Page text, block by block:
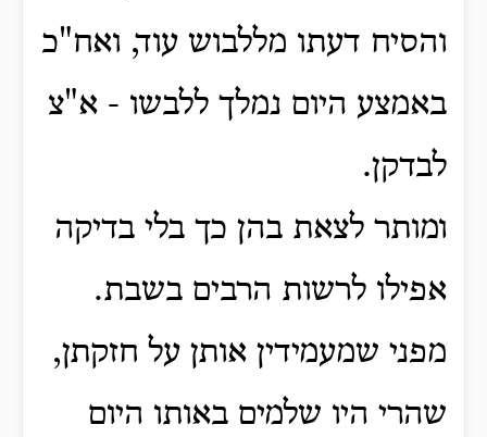
והסיח דעתו מללבוש עוד, ואח"כ
באמצע היום נמלך ללבשו - א"צ
לבדקן.
ומותר לצאת בהן כך בלי בדיקה
אפילו לרשות הרבים בשבת.
מפני שמעמידין אותן על חזקתן,
שהרי היו שלמים באותו היום